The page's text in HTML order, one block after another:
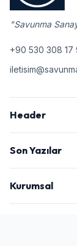
"Savunma
+90 530 308 17
Header
Son Yazılar
Kurumsal